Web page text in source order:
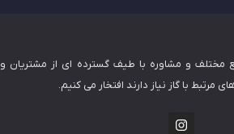
مختلف و مشاوره با طیف گسترده ای از مشتریان و
مرتبط با گاز نیاز دارند افتخار می کنیم.